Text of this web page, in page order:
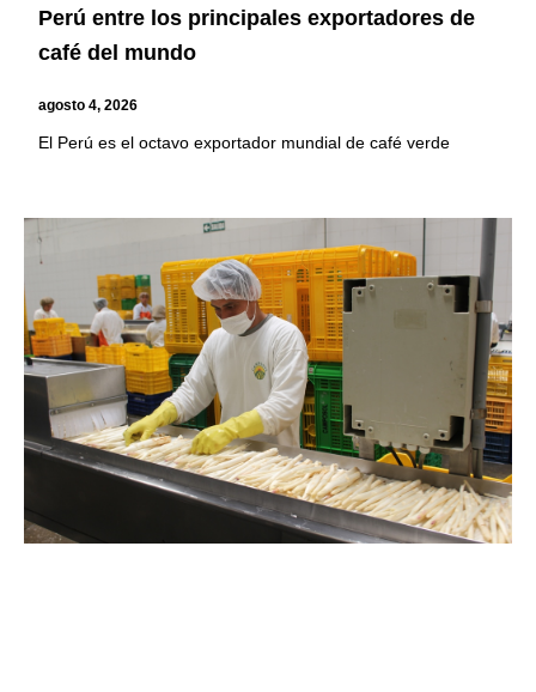
Perú entre los principales exportadores de
café del mundo
agosto 4, 2026
El Perú es el octavo exportador mundial de café verde